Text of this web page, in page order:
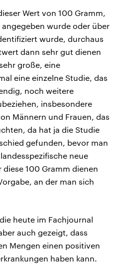
Wert von 100 Gramm,
wurde oder über
wurde, durchaus
dann sehr gut dienen
große, eine
eine einzelne Studie, das
noch weitere
insbesondere
Männern und Frauen, das
da hat ja die Studie
gefunden, bevor man
neue
100 Gramm dienen
an der man sich
heute im Fachjournal
auch gezeigt, dass
Mengen einen positiven
haben kann.